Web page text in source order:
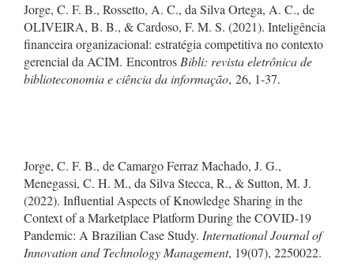
Jorge, C. F. B., Rossetto, A. C., da Silva Ortega, A. C., de
OLIVEIRA, B. B., & Cardoso, F. M. S. (2021). Inteligência
financeira organizacional: estratégia competitiva no contexto
gerencial da ACIM. EncontrosBibli: revista eletrônica de
biblioteconomia e ciência da informação, 26, 1-37.
Jorge, C. F. B., de Camargo Ferraz Machado, J. G.,
Menegassi, C. H. M., da Silva Stecca, R., & Sutton, M. J.
(2022). Influential Aspects of Knowledge Sharing in the
Context of a Marketplace Platform During the COVID-19
Pandemic: A Brazilian Case Study. International Journal of
Innovation and Technology Management, 19(07), 2250022.